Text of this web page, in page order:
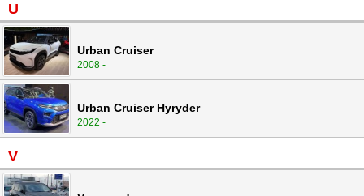
U
Urban Cruiser
2008 -
Urban Cruiser Hyryder
2022 -
V